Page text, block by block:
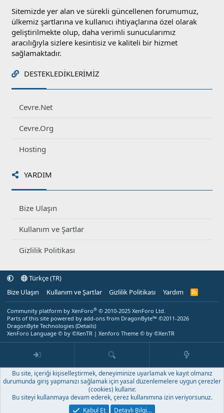
Sitemizde yer alan ve sürekli güncellenen forumumuz,
ülkemiz şartlarına ve kullanıcı ihtiyaçlarına özel olarak
geliştirilmekte olup, daha verimli sunucularımız
aracılığıyla sizlere kesintisiz ve kaliteli bir hizmet
sağlamaktadır.
DESTEKLEDIKLERIMIZ
Cevre.Net
Cevre.Org
Hosting
YARDIM
Bize Ulaşın
Kullanım ve Şartlar
Gizlilik Politikası
Türkçe (TR)
Bize Ulaşın
Kullanım ve Şartlar Gizlilik Politikası Yardım
R
Community platform by XenForo® © 2010-2025 XenForo Ltd.
Parts of this site powered by add-ons from DragonByte™ ©2011-2026
DragonByte Technologies (Details)
XenForo Language © by ©XenTR | Xenforo Theme © by ©XenTR
Bu site, içeriği kişiselleştirmek, deneyiminize uyarlamak ve kayıt olmanız
durumunda giriş yapmanızı sağlamak için yasal düzenlemelere uygun çerezler
(cookies) kullanır.
Bu siteyi kullanmaya devam ederek, çerez kullanımına izin veriyorsunuz.
Kabul Et
Detaylı Bilgi…